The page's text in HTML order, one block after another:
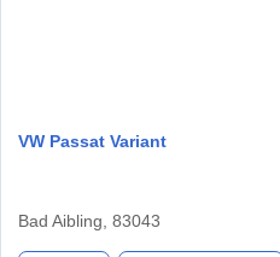
VW Passat Variant
Bad Aibling, 83043